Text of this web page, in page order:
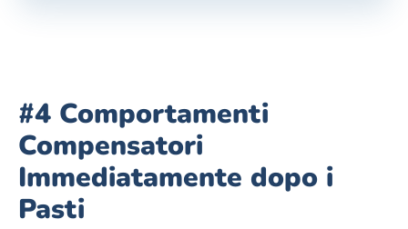
#4 Comportamenti
Compensatori
Immediatamente dopo i
Pasti